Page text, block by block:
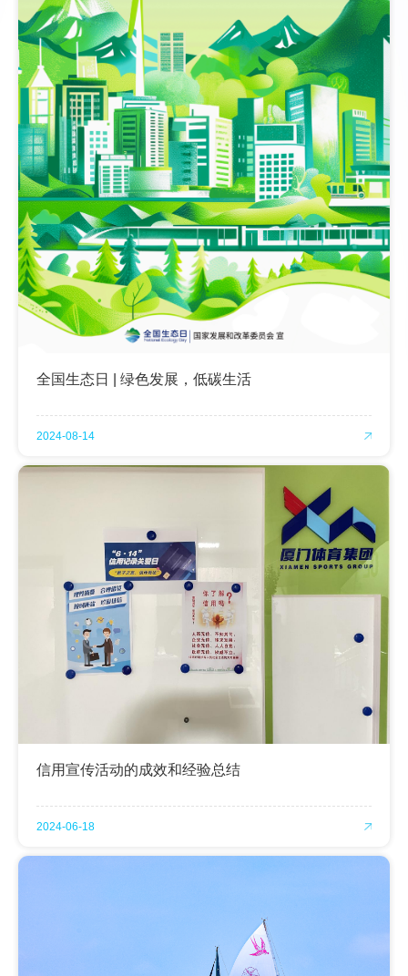
全国生态日 | 绿色发展，低碳生活
2024-08-14
信用宣传活动的成效和经验总结
2024-06-18